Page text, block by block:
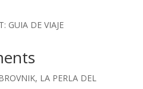
GUIA DE VIAJE
LA PERLA DEL